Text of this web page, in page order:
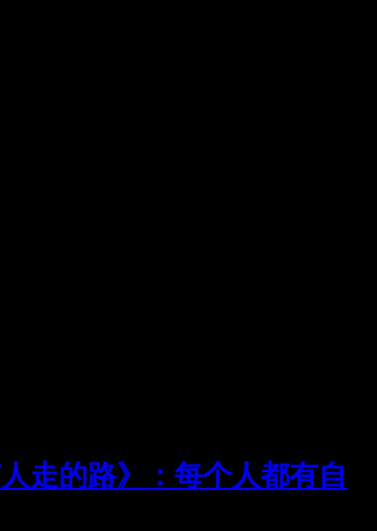
走的路》：每个人都有自